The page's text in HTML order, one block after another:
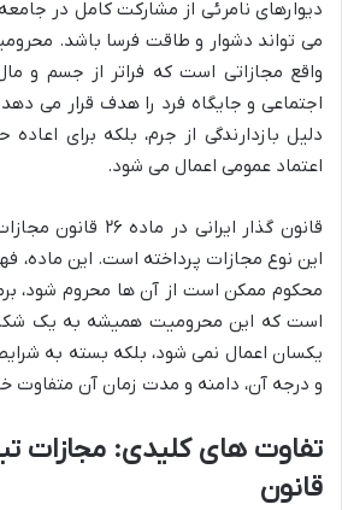
دیوارهای نامرئی از مشارکت کامل در
می تواند دشوار و طاقت فرسا باشد.
واقع مجازاتی است که فراتر از جسم و
اجتماعی و جایگاه فرد را هدف قرار می
دلیل بازدارندگی از جرم، بلکه برای
اعتماد عمومی اعمال می شود.
قانون گذار ایرانی
این نوع مجازات پرداخته است. این ماده،
محکوم ممکن است از آن ها محروم شود،
است که این محرومیت همیشه به یک
یکسان اعمال نمی شود، بلکه بسته به
و درجه آن، دامنه و مدت زمان آن متفاوت
تفاوت های کلیدی: مجازات
قانون